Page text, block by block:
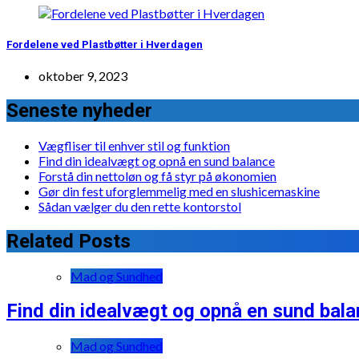
Fordelene ved Plastbøtter i Hverdagen
oktober 9, 2023
Seneste nyheder
Vægfliser til enhver stil og funktion
Find din idealvægt og opnå en sund balance
Forstå din nettoløn og få styr på økonomien
Gør din fest uforglemmelig med en slushicemaskine
Sådan vælger du den rette kontorstol
Related Posts
Mad og Sundhed
Find din idealvægt og opnå en sund
Mad og Sundhed